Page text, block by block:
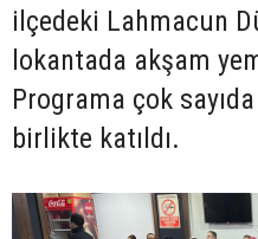
ilçedeki Lahmacun
lokantada akşam
Programa çok
birlikte katıldı.